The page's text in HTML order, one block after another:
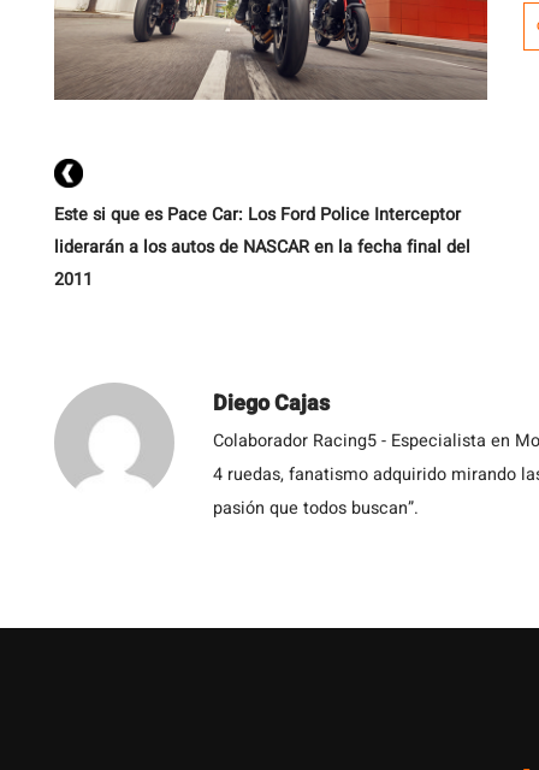
Este si que es Pace Car: Los Ford Police Interceptor
liderarán a los autos de NASCAR en la fecha final del
2011
Diego Cajas
Colaborador Racing5 - Especialista en
4 ruedas, fanatismo adquirido mirando
pasión que todos buscan”.